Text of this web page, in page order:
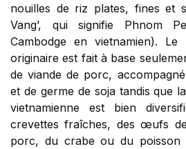
nouilles de riz plates, fines et
Vang’, qui signifie Phnom
Cambodge en vietnamien). Le
originaire est fait à base
de viande de porc,
et de germe de soja tandis que
vietnamienne est bien
crevettes fraîches, des œufs
porc, du crabe ou du poisson